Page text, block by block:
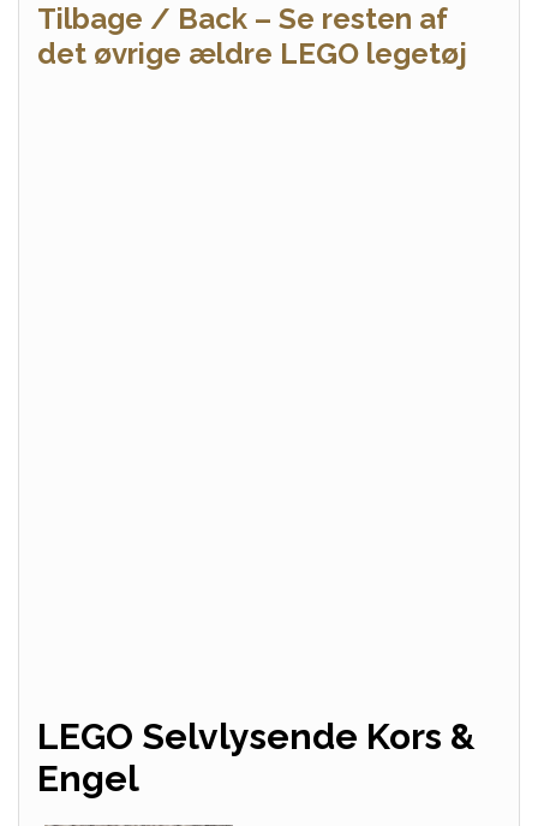
Tilbage / Back – Se resten af
det øvrige ældre LEGO legetøj
LEGO Selvlysende Kors &
Engel